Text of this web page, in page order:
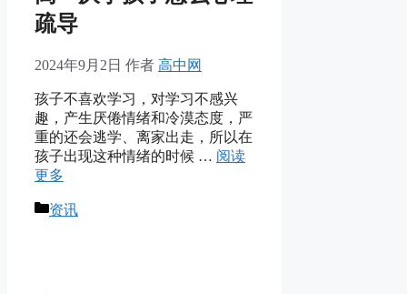
疏导
2024年9月2日 作者 高中网
孩子不喜欢学习，对学习不感兴
趣，产生厌倦情绪和冷漠态度，严
重的还会逃学、离家出走，所以在
孩子出现这种情绪的时候 … 阅读
更多
分
资讯